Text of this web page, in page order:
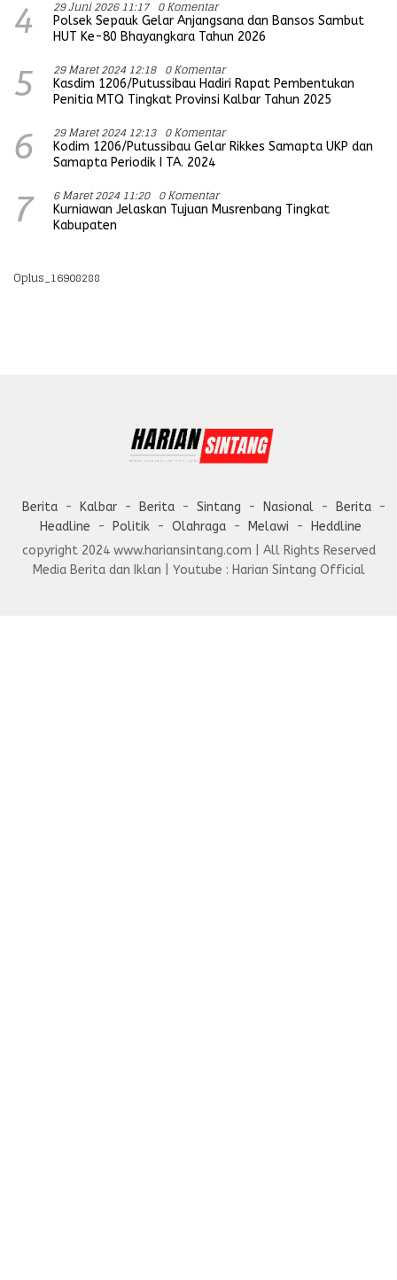
4 29 Juni 2026 11:17 0 Komentar
Polsek Sepauk Gelar Anjangsana dan Bansos Sambut
HUT Ke-80 Bhayangkara Tahun 2026
5 29 Maret 2024 12:18 0 Komentar
Kasdim 1206/Putussibau Hadiri Rapat Pembentukan
Penitia MTQ Tingkat Provinsi Kalbar Tahun 2025
6 29 Maret 2024 12:13 0 Komentar
Kodim 1206/Putussibau Gelar Rikkes Samapta UKP dan
Samapta Periodik I TA. 2024
7 6 Maret 2024 11:20 0 Komentar
Kurniawan Jelaskan Tujuan Musrenbang Tingkat
Kabupaten
Oplus_16908288
Berita Kalbar Berita Sintang Nasional
Berita
Headline
Politik Olahraga Melawi
Heddline
copyright 2024 www.hariansintang.com | All Rights Reserved
Media Berita dan Iklan | Youtube : Harian Sintang Official